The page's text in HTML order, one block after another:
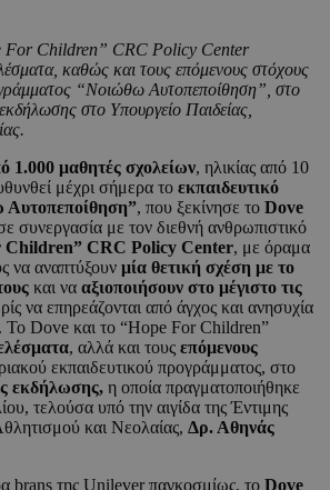
For Children” CRC Policy Center
καθώς και τους επόμενους στόχους
“Νοιώθω Αυτοπεποίθηση”, στο
στο Υπουργείο Παιδείας,
1.000 μαθητές σχολείων, ηλικίας από 10
μέχρι σήμερα το εκπαιδευτικό
, που ξεκίνησε το Dove
συνεργασία με τον διεθνή ανθρωπιστικό
Children” CRC Policy Center, με όραμα
να αναπτύξουν μία θετική σχέση με το
και να αξιοποιήσουν στο μέγιστο τις
να επηρεάζονται από άγχος και ανησυχία
Το Dove και το “Hope For Children”
, αλλά και τους επόμενους
εκπαιδευτικού προγράμματος, στο
εκδήλωσης, η οποία πραγματοποιήθηκε
τελούσα υπό την αιγίδα της Έντιμης
και Νεολαίας, Δρ. Αθηνάς
brans της Unilever παγκοσμίως, το Dove